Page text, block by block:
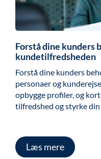
Forstå dine kunders
kundetilfredsheden
Forstå dine kunders
personaer og
opbygge profiler, og
tilfredshed og styrke
Læs mere